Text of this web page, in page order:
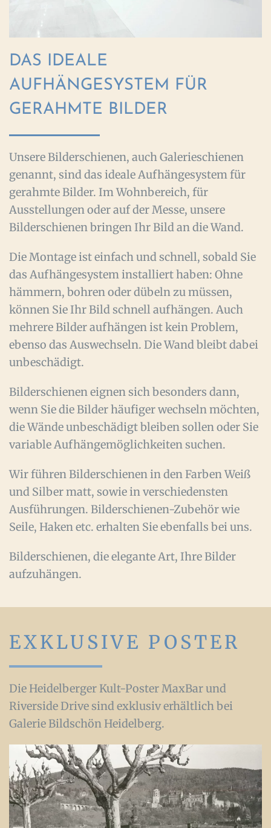
DAS IDEALE
AUFHÄNGESYSTEM FÜR
GERAHMTE BILDER
Unsere Bilderschienen, auch Galerieschienen
genannt, sind das ideale Aufhängesystem für
gerahmte Bilder. Im Wohnbereich, für
Ausstellungen oder auf der Messe, unsere
Bilderschienen bringen Ihr Bild an die Wand.
Die Montage ist einfach und schnell, sobald Sie
das Aufhängesystem installiert haben: Ohne
hämmern, bohren oder dübeln zu müssen,
können Sie Ihr Bild schnell aufhängen. Auch
mehrere Bilder aufhängen ist kein Problem,
ebenso das Auswechseln. Die Wand bleibt dabei
unbeschädigt.
Bilderschienen eignen sich besonders dann,
wenn Sie die Bilder häufiger wechseln möchten,
die Wände unbeschädigt bleiben sollen oder Sie
variable Aufhängemöglichkeiten suchen.
Wir führen Bilderschienen in den Farben Weiß
und Silber matt, sowie in verschiedensten
Ausführungen. Bilderschienen-Zubehör wie
Seile, Haken etc. erhalten Sie ebenfalls bei uns.
Bilderschienen, die elegante Art, Ihre Bilder
aufzuhängen.
EXKLUSIVE POSTER
Die Heidelberger Kult-Poster MaxBar und
Riverside Drive sind exklusiv erhältlich bei
Galerie Bildschön Heidelberg.